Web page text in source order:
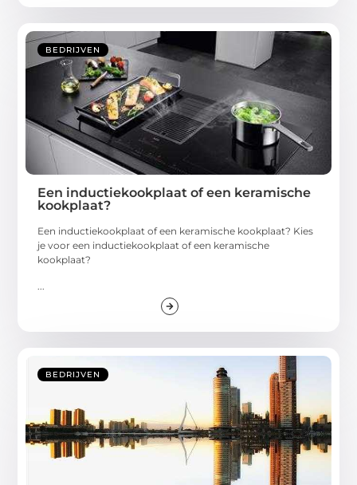
BEDRIJVEN
Een inductiekookplaat of een keramische
kookplaat?
Een inductiekookplaat of een keramische kookplaat? Kies
je voor een inductiekookplaat of een keramische
kookplaat?
BEDRIJVEN